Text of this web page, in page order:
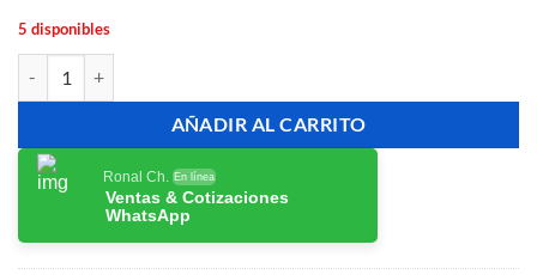
5 disponibles
AÑADIR AL CARRITO
Ronal Ch. En línea
Ventas & Cotizaciones
WhatsApp